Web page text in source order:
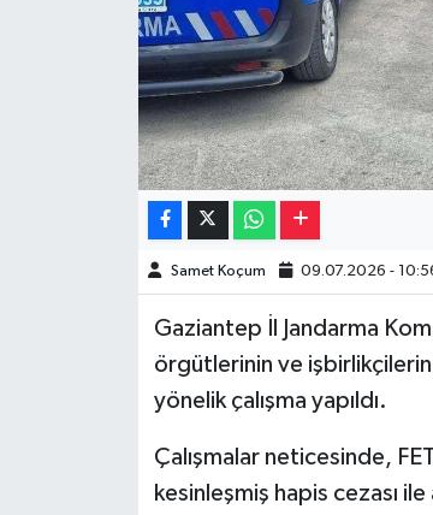
Samet Koçum 09.07.2026 -
Gaziantep İl Jandarma
örgütlerinin ve
yönelik çalışma yapıldı.
Çalışmalar neticesinde,
kesinleşmiş hapis cezası
Sinemalar
Siyaset
Yeme-İçme